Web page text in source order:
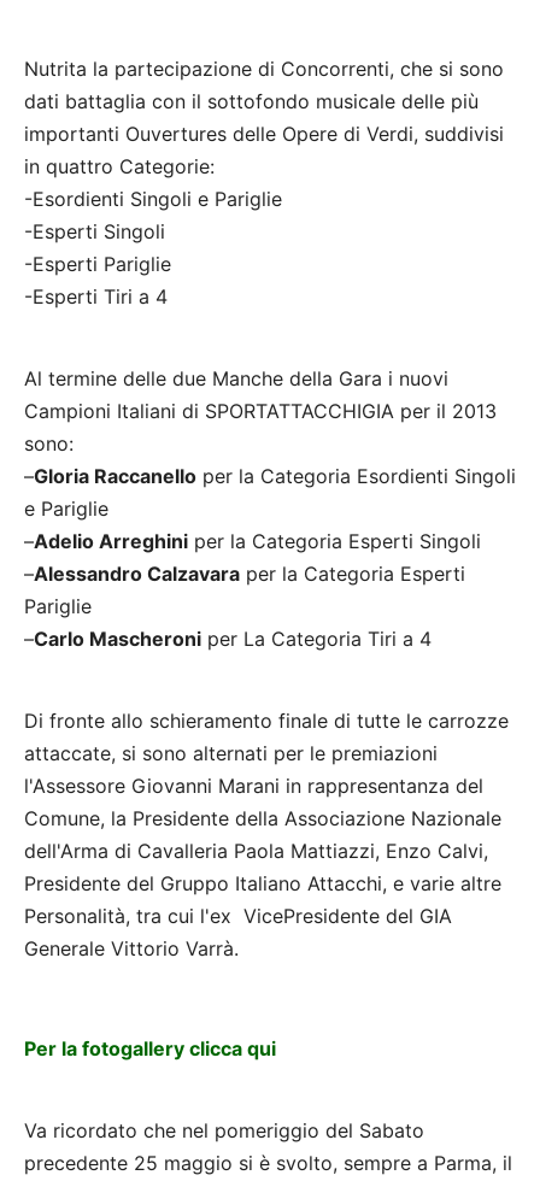
Nutrita la partecipazione di Concorrenti, che si sono
dati battaglia con il sottofondo musicale delle più
importanti Ouvertures delle Opere di Verdi, suddivisi
in quattro Categorie:
-Esordienti Singoli e Pariglie
-Esperti Singoli
-Esperti Pariglie
-Esperti Tiri a 4
Al termine delle due Manche della Gara i nuovi
Campioni Italiani di SPORTATTACCHIGIA per il 2013
sono:
–Gloria Raccanello per la Categoria Esordienti Singoli
e Pariglie
–Adelio Arreghini per la Categoria Esperti Singoli
–Alessandro Calzavara per la Categoria Esperti
Pariglie
–Carlo Mascheroni per La Categoria Tiri a 4
Di fronte allo schieramento finale di tutte le carrozze
attaccate, si sono alternati per le premiazioni
l'Assessore Giovanni Marani in rappresentanza del
Comune, la Presidente della Associazione Nazionale
dell'Arma di Cavalleria Paola Mattiazzi, Enzo Calvi,
Presidente del Gruppo Italiano Attacchi, e varie altre
Personalità, tra cui l'ex VicePresidente del GIA
Generale Vittorio Varrà.
Per la fotogallery clicca qui
Va ricordato che nel pomeriggio del Sabato
precedente 25 maggio si è svolto, sempre a Parma, il